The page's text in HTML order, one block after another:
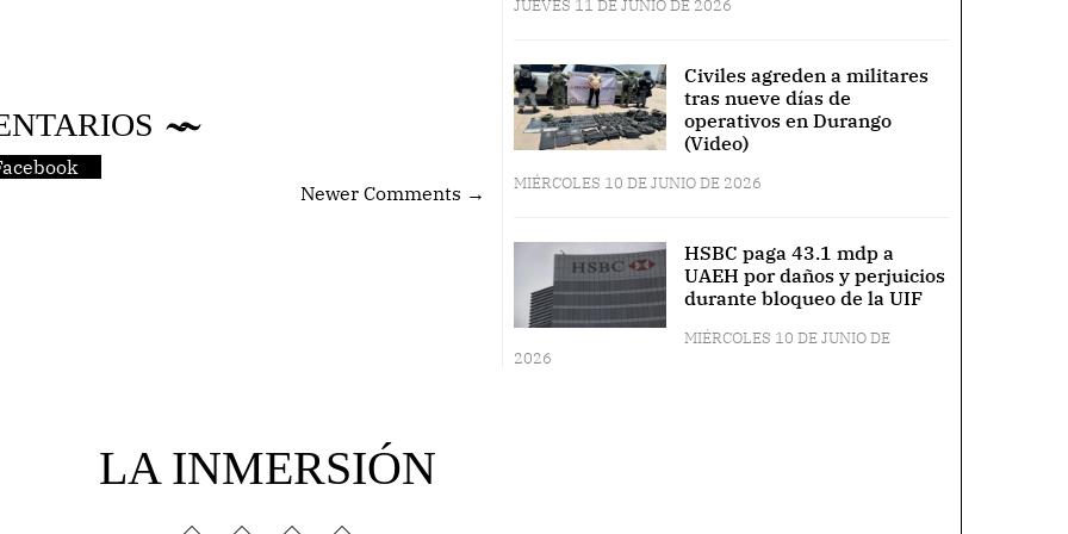
Newer Comments →
JUEVES 11 DE JUNIO DE 2026
Civiles agreden a militares
tras nueve días de
operativos en Durango
(Video)
MIÉRCOLES 10 DE JUNIO DE 2026
HSBC paga 43.1 mdp a
UAEH por daños y perjuicios
durante bloqueo de la UIF
MIÉRCOLES 10 DE JUNIO DE
2026
LA INMERSIÓN